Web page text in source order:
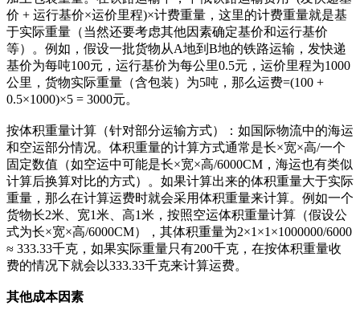
价 + 运行基价×运价里程)×计费重量，这里的计费重量就是基
于实际重量（当然还要考虑其他因素确定基价和运行基价
等）。例如，假设一批货物从A地到B地的铁路运输，发快递
基价为每吨100元，运行基价为每公里0.5元，运价里程为1000
公里，货物实际重量（含包装）为5吨，那么运费=(100 +
0.5×1000)×5 = 3000元。
按体积重量计算（针对部分运输方式）：如国际物流中的海运
和空运部分情况。体积重量的计算方式通常是长×宽×高/一个
固定数值（如空运中可能是长×宽×高/6000CM，海运也有类似
计算后换算对比的方式）。如果计算出来的体积重量大于实际
重量，那么在计算运费时就会采用体积重量来计算。例如一个
货物长2米、宽1米、高1米，按照空运体积重量计算（假设公
式为长×宽×高/6000CM），其体积重量为2×1×1×1000000/6000
≈ 333.33千克，如果实际重量只有200千克，在按体积重量收
费的情况下就会以333.33千克来计算运费。
其他成本因素